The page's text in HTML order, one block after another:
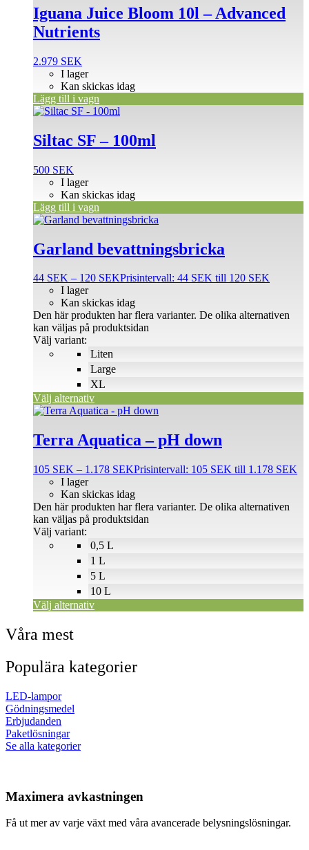
Iguana Juice Bloom 10l – Advanced
Nutrients
2.979 SEK
I lager
Kan skickas idag
Lägg till i vagn
Siltac SF – 100ml
500 SEK
I lager
Kan skickas idag
Lägg till i vagn
Garland bevattningsbricka
44 SEK – 120 SEKPrisintervall: 44 SEK till 120 SEK
Liten
Large
XL
I lager
Kan skickas idag
Välj variant:
Välj alternativ
Den här produkten har flera varianter. De olika alternativen
kan väljas på produktsidan
Terra Aquatica – pH down
105 SEK – 1.178 SEKPrisintervall: 105 SEK till 1.178 SEK
0,5 L
1 L
5 L
10 L
I lager
Kan skickas idag
Välj variant:
Välj alternativ
Den här produkten har flera varianter. De olika alternativen
kan väljas på produktsidan
Våra mest
Populära kategorier
LED-lampor
Gödningsmedel
Erbjudanden
Paketlösningar
Se alla kategorier
Maximera avkastningen
Få ut mer av varje växt med våra avancerade belysningslösningar.